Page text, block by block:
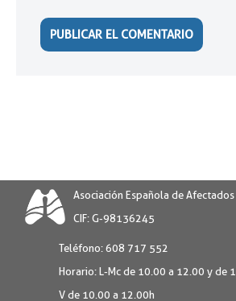
Asociación Española de
CIF: G-98136245
Teléfono: 608 717 552
Horario: L-Mc de 10.00 a 12.00 y de
V de 10.00 a 12.00h